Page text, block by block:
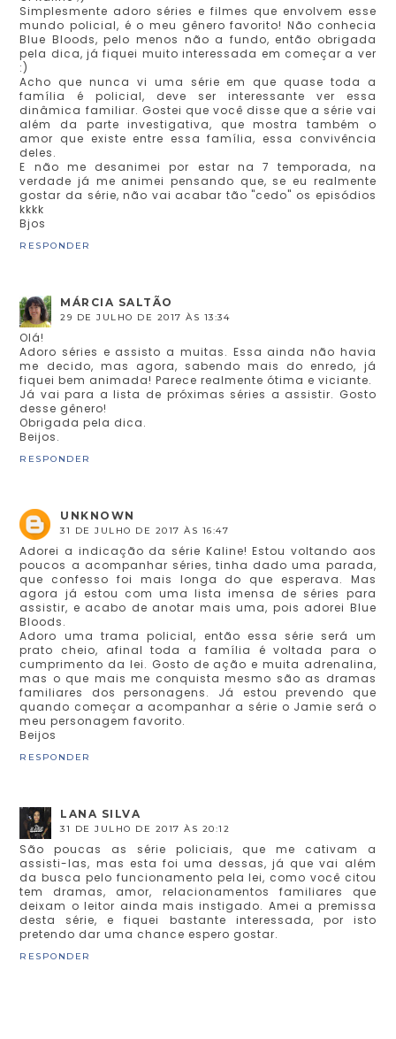
Simplesmente adoro séries e filmes que envolvem esse
mundo policial, é o meu gênero favorito! Não conhecia
Blue Bloods, pelo menos não a fundo, então obrigada
pela dica, já fiquei muito interessada em começar a ver
:)
Acho que nunca vi uma série em que quase toda a
família é policial, deve ser interessante ver essa
dinâmica familiar. Gostei que você disse que a série vai
além da parte investigativa, que mostra também o
amor que existe entre essa família, essa convivência
deles.
E não me desanimei por estar na 7 temporada, na
verdade já me animei pensando que, se eu realmente
gostar da série, não vai acabar tão "cedo" os episódios
kkkk
Bjos
RESPONDER
MÁRCIA SALTÃO
29 DE JULHO DE 2017 ÀS 13:34
Olá!
Adoro séries e assisto a muitas. Essa ainda não havia
me decido, mas agora, sabendo mais do enredo, já
fiquei bem animada! Parece realmente ótima e viciante.
Já vai para a lista de próximas séries a assistir. Gosto
desse gênero!
Obrigada pela dica.
Beijos.
RESPONDER
UNKNOWN
31 DE JULHO DE 2017 ÀS 16:47
Adorei a indicação da série Kaline! Estou voltando aos
poucos a acompanhar séries, tinha dado uma parada,
que confesso foi mais longa do que esperava. Mas
agora já estou com uma lista imensa de séries para
assistir, e acabo de anotar mais uma, pois adorei Blue
Bloods.
Adoro uma trama policial, então essa série será um
prato cheio, afinal toda a família é voltada para o
cumprimento da lei. Gosto de ação e muita adrenalina,
mas o que mais me conquista mesmo são as dramas
familiares dos personagens. Já estou prevendo que
quando começar a acompanhar a série o Jamie será o
meu personagem favorito.
Beijos
RESPONDER
LANA SILVA
31 DE JULHO DE 2017 ÀS 20:12
São poucas as série policiais, que me cativam a
assisti-las, mas esta foi uma dessas, já que vai além
da busca pelo funcionamento pela lei, como você citou
tem dramas, amor, relacionamentos familiares que
deixam o leitor ainda mais instigado. Amei a premissa
desta série, e fiquei bastante interessada, por isto
pretendo dar uma chance espero gostar.
RESPONDER